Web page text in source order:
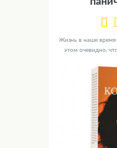
Жизнь в наше время
этом очевидно,